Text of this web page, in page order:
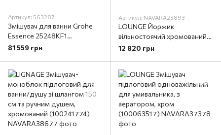
Артикул: 563287
Змішувач для ванни Grohe
Essence 25248KF1
підлоговий, чорний матовий
81 559 грн
Артикул: NAVARA23893
LOUNGE Йоржик
вільностоячий хромований
(100213332)
12 820 грн